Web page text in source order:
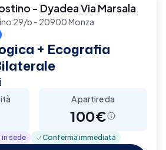
- Dyadea Via Marsala
29/b - 20900 Monza
+ Ecografia
A partire da
100€
sede Conferma immediata